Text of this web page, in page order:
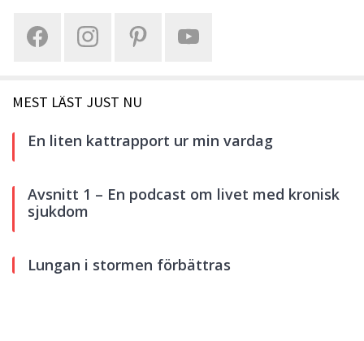
MEST LÄST JUST NU
En liten kattrapport ur min vardag
Avsnitt 1 – En podcast om livet med kronisk
sjukdom
Lungan i stormen förbättras